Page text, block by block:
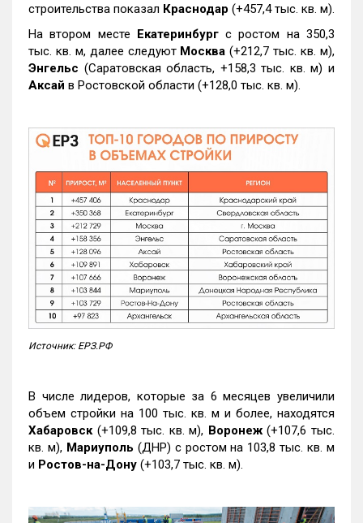
строительства показал Краснодар (+457,4 тыс. кв. м).
На втором месте Екатеринбургс ростом на 350,3
тыс. кв. м, далее следуют Москва (+212,7 тыс. кв. м),
Энгельс (Саратовская область, +158,3 тыс. кв. м) и
Аксай в Ростовской области (+128,0 тыс. кв. м).
Источник: ЕРЗ.РФ
В числе лидеров, которые за 6 месяцев увеличили
объем стройки на 100 тыс. кв. м и более, находятся
Хабаровск (+109,8 тыс. кв. м), Воронеж(+107,6 тыс.
кв. м), Мариуполь (ДНР) с ростом на 103,8 тыс. кв. м
и Ростов-на-Дону (+103,7 тыс. кв. м).